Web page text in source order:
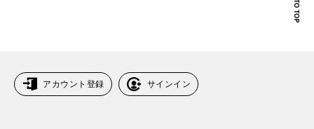
アカウント登録 サインイン